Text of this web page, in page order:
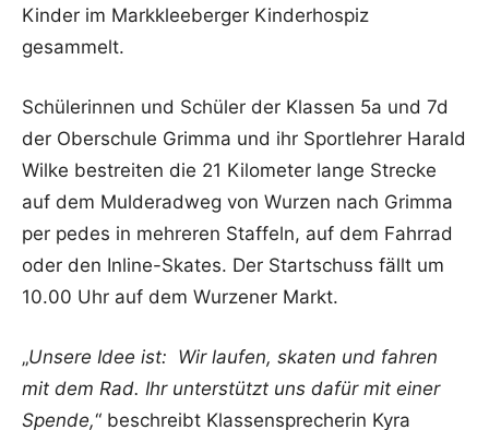
Kinder im Markkleeberger Kinderhospiz
gesammelt.
Schülerinnen und Schüler der Klassen 5a und 7d
der Oberschule Grimma und ihr Sportlehrer Harald
Wilke bestreiten die 21 Kilometer lange Strecke
auf dem Mulderadweg von Wurzen nach Grimma
per pedes in mehreren Staffeln, auf dem Fahrrad
oder den Inline-Skates. Der Startschuss fällt um
10.00 Uhr auf dem Wurzener Markt.
„Unsere Idee ist: Wir laufen, skaten und fahren
mit dem Rad. Ihr unterstützt uns dafür mit einer
Spende,“ beschreibt Klassensprecherin Kyra